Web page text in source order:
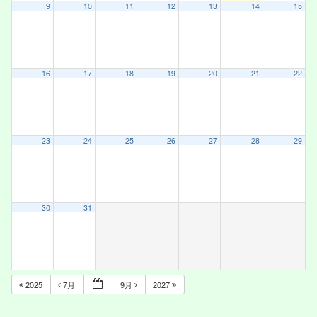
9 10 11 12 13 14 15
16 17 18 19 20 21 22
23 24 25 26 27 28 29
30 31
2025 7月 9月 2027